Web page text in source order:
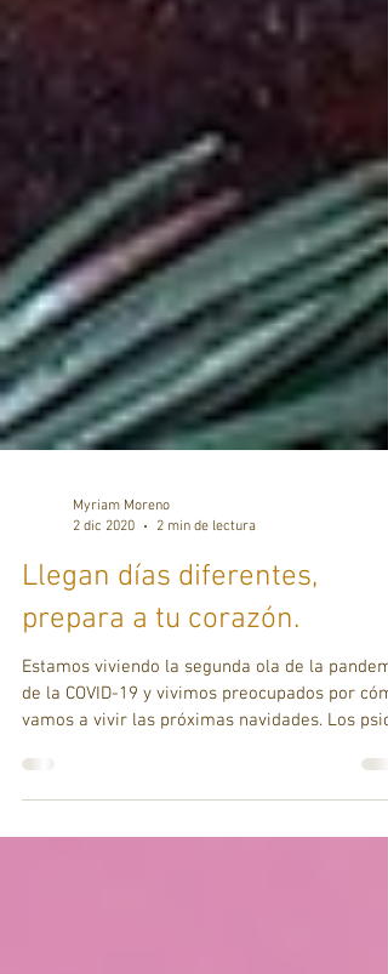
Myriam Moreno
2 min de lectura
Llegan días diferentes,
prepara a tu corazón.
de la COVID-19 y vivimos preocupados por
vamos a vivir las próximas navidades. Los psic